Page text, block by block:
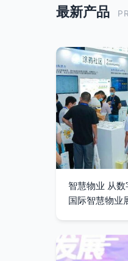
最新产品
智慧物业 从
国际智慧物业